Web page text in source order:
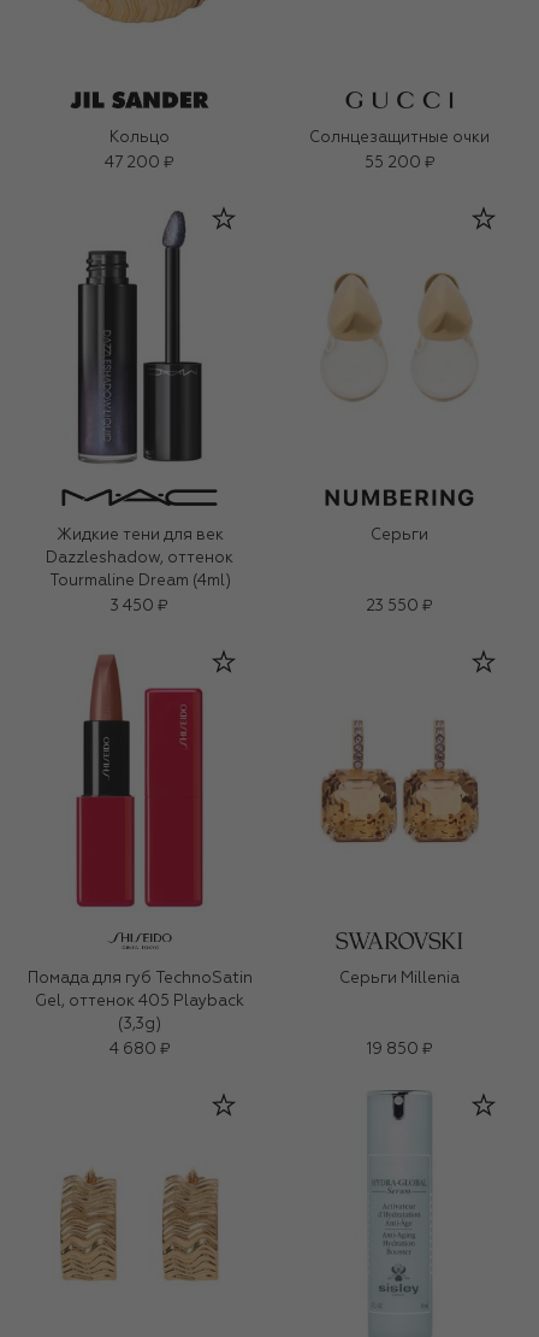
Кольцо
47 200 ₽
Солнцезащитные очки
55 200 ₽
Жидкие тени для век
Dazzleshadow, оттенок
Tourmaline Dream (4ml)
3 450 ₽
Серьги
23 550 ₽
Помада для губ TechnoSatin
Gel, оттенок 405 Playback
(3,3g)
4 680 ₽
Серьги Millenia
19 850 ₽